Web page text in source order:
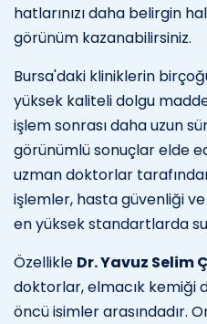
hatlarınızı daha belirgin
görünüm kazanabilirsiniz.
Bursa'daki kliniklerin
yüksek kaliteli dolgu
işlem sonrası daha uzun
görünümlü sonuçlar elde
uzman doktorlar
işlemler, hasta güvenliği
en yüksek standartlarda
Özellikle Dr. Yavuz Selim
doktorlar, elmacık kemiği
öncü isimler arasındadır.